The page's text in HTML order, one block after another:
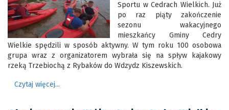
Sportu w Cedrach Wielkich. Już
po raz piąty zakończenie
sezonu wakacyjnego
mieszkańcy Gminy Cedry
Wielkie spędzili w sposób aktywny. W tym roku 100 osobowa
grupa wraz z organizatorem wybrała się na spływ kajakowy
rzeką Trzebiochą z Rybaków do Wdzydz Kiszewskich.
Czytaj więcej...